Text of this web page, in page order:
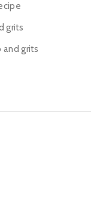
grits
and grits